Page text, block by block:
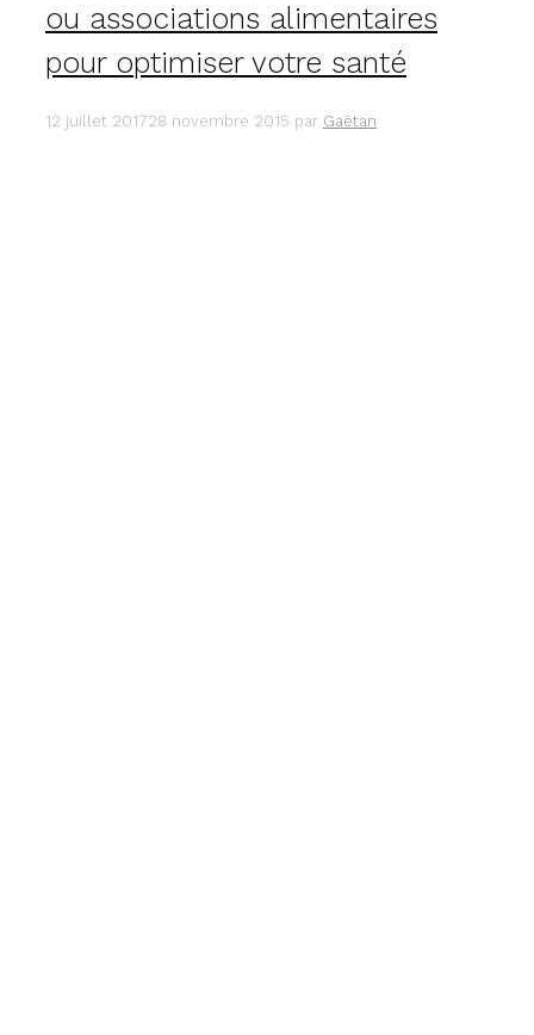
ou associations alimentaires
pour optimiser votre santé
12 juillet 201728 novembre 2015 par Gaëtan